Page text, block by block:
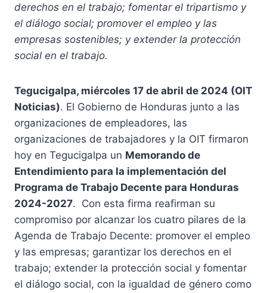
derechos en el trabajo; fomentar el tripartismo y
el diálogo social; promover el empleo y las
empresas sostenibles; y extender la protección
social en el trabajo.
Tegucigalpa, miércoles 17 de abril de 2024 (OIT
Noticias). El Gobierno de Honduras junto a las
organizaciones de empleadores, las
organizaciones de trabajadores y la OIT firmaron
hoy en Tegucigalpa un Memorando de
Entendimiento para la implementación del
Programa de Trabajo Decente para Honduras
2024-2027. Con esta firma reafirman su
compromiso por alcanzar los cuatro pilares de la
Agenda de Trabajo Decente: promover el empleo
y las empresas; garantizar los derechos en el
trabajo; extender la protección social y fomentar
el diálogo social, con la igualdad de género como